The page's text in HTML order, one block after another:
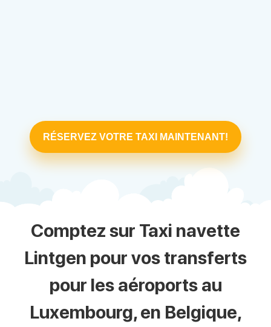
RÉSERVEZ VOTRE TAXI MAINTENANT!
Comptez sur Taxi navette
Lintgen pour vos transferts
pour les aéroports au
Luxembourg, en Belgique,